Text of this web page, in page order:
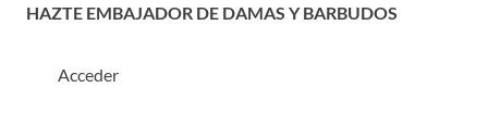
HAZTE EMBAJADOR DE DAMAS Y BARBUDOS
Acceder